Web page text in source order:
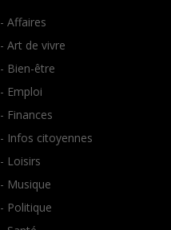
- Affaires
- Art de vivre
- Bien-être
- Emploi
- Finances
- Infos citoyennes
- Loisirs
- Musique
- Politique